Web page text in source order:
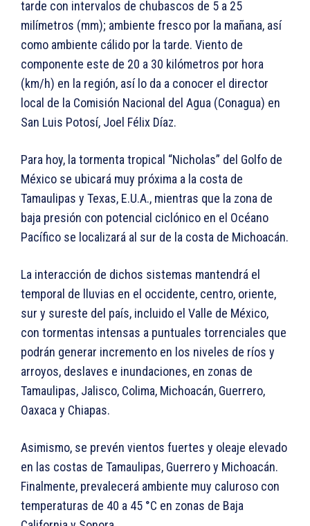
tarde con intervalos de chubascos de 5 a 25
milímetros (mm); ambiente fresco por la mañana, así
como ambiente cálido por la tarde. Viento de
componente este de 20 a 30 kilómetros por hora
(km/h) en la región, así lo da a conocer el director
local de la Comisión Nacional del Agua (Conagua) en
San Luis Potosí, Joel Félix Díaz.
Para hoy, la tormenta tropical “Nicholas” del Golfo de
México se ubicará muy próxima a la costa de
Tamaulipas y Texas, E.U.A., mientras que la zona de
baja presión con potencial ciclónico en el Océano
Pacífico se localizará al sur de la costa de Michoacán.
La interacción de dichos sistemas mantendrá el
temporal de lluvias en el occidente, centro, oriente,
sur y sureste del país, incluido el Valle de México,
con tormentas intensas a puntuales torrenciales que
podrán generar incremento en los niveles de ríos y
arroyos, deslaves e inundaciones, en zonas de
Tamaulipas, Jalisco, Colima, Michoacán, Guerrero,
Oaxaca y Chiapas.
Asimismo, se prevén vientos fuertes y oleaje elevado
en las costas de Tamaulipas, Guerrero y Michoacán.
Finalmente, prevalecerá ambiente muy caluroso con
temperaturas de 40 a 45 °C en zonas de Baja